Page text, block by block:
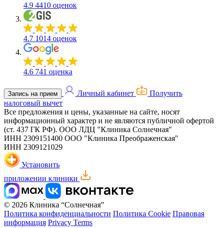
4.9 4410 оценок
4.7 1014 оценок
4.6 741 оценка
Запись на прием Личный кабинет
Получить
налоговый вычет
Все предложения и цены, указанные на сайте, носят
информационный характер и не являются публичной офертой
(ст. 437 ГК РФ). ООО ЛДЦ "Клиника Солнечная"
ИНН 2309151400 ООО "Клиника Преображенская"
ИНН 2309121029
Установить
приложении клиники
© 2026 Клиника “Солнечная”
Политика конфиденциальности Политика Cookie Правовая
информация Privacy Terms